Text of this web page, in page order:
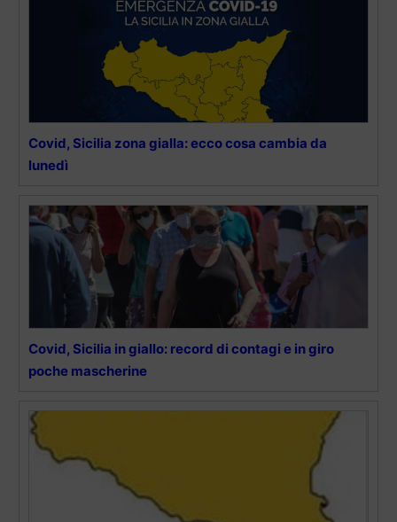
Covid, Sicilia zona gialla: ecco cosa cambia da
lunedì
Covid, Sicilia in giallo: record di contagi e in giro
poche mascherine